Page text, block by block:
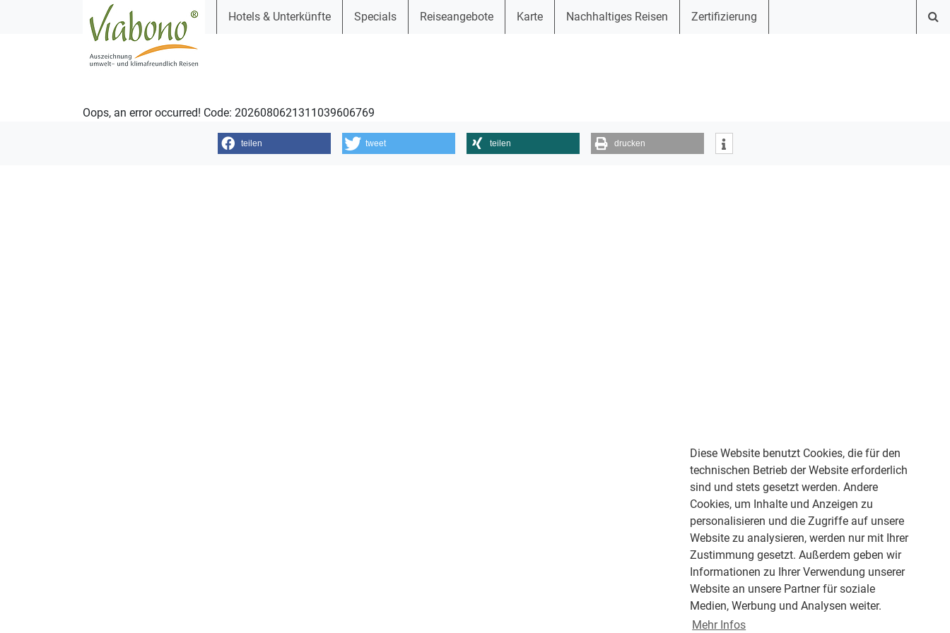
Diese Website benutzt Cookies, die für den
technischen Betrieb der Website erforderlich
sind und stets gesetzt werden. Andere
Cookies, um Inhalte und Anzeigen zu
personalisieren und die Zugriffe auf unsere
Website zu analysieren, werden nur mit Ihrer
Zustimmung gesetzt. Außerdem geben wir
Informationen zu Ihrer Verwendung unserer
Website an unsere Partner für soziale
Medien, Werbung und Analysen weiter.
Mehr Infos
Hotels & Unterkünfte Specials Reiseangebote Karte Nachhaltiges Reisen Zertifizierung
Oops, an error occurred! Code: 2026080621311039606769
teilen tweet teilen drucken